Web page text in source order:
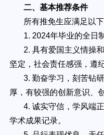
二、基本推荐条件
所有推免生应满足以
1. 2024年毕业的全日
2. 具有爱国主义情操
坚定，社会责任感强，遵
3. 勤奋学习，刻苦钻
厚，有较强的创新意识、
4. 诚实守信，学风端
学术成果记录。